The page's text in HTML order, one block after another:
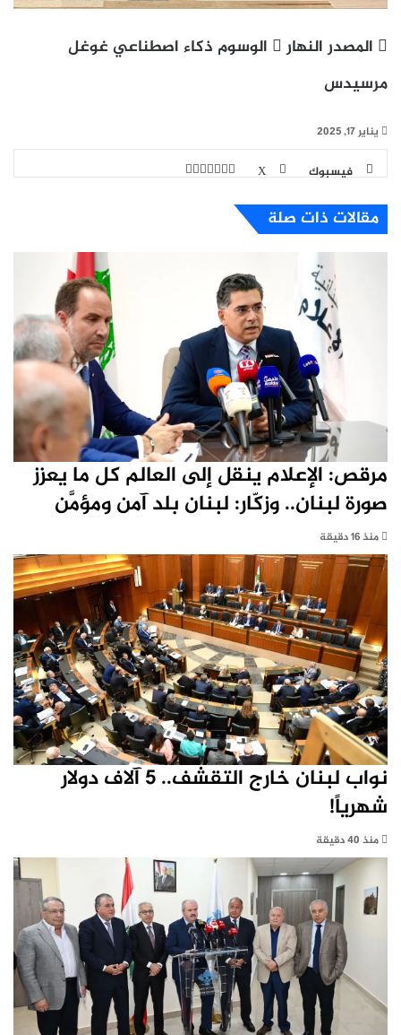
المصدر النهار الوسوم ذكاء اصطناعي غوغل
مرسيدس
يناير 17, 2025
فيسبوك X
مقالات ذات صلة
مرقص: الإعلام ينقل إلى العالم كل ما يعزز
صورة لبنان.. وزكّار: لبنان بلد آمن ومؤمَّن
منذ 16 دقيقة
نواب لبنان خارج التقشف.. 5 آلاف دولار
شهرياً!
منذ 40 دقيقة